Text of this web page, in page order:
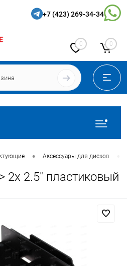
+7 (423) 269-34-34
0 0
• Аксессуары для дисков
2x 2.5" пластиковый